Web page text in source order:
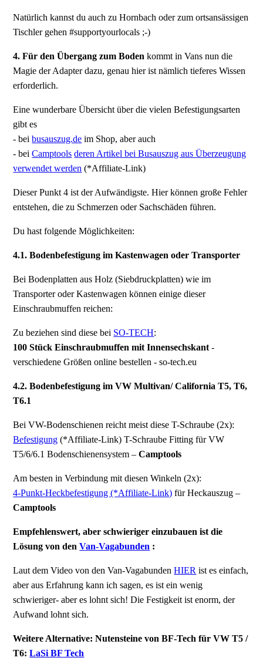
Natürlich kannst du auch zu Hornbach oder zum ortsansässigen
Tischler gehen #supportyourlocals ;-)
4. Für den Übergang zum Boden kommt in Vans nun die
Magie der Adapter dazu, genau hier ist nämlich tieferes Wissen
erforderlich.
Eine wunderbare Übersicht über die vielen Befestigungsarten
gibt es
- beibusauszug.de im Shop, aber auch
- beiCamptools deren Artikel bei Busauszug aus Überzeugung
verwendet werden (*Affiliate-Link)
Dieser Punkt 4 ist der Aufwändigste. Hier können große Fehler
entstehen, die zu Schmerzen oder Sachschäden führen.
Du hast folgende Möglichkeiten:
4.1. Bodenbefestigung im Kastenwagen oder Transporter
Bei Bodenplatten aus Holz (Siebdruckplatten) wie im
Transporter oder Kastenwagen können einige dieser
Einschraubmuffen reichen:
Zu beziehen sind diese bei SO-TECH:
100 Stück Einschraubmuffen mit Innensechskant -
verschiedene Größen online bestellen - so-tech.eu
4.2. Bodenbefestigung im VW Multivan/ California T5, T6,
T6.1
Bei VW-Bodenschienen reicht meist diese T-Schraube (2x):
Befestigung (*Affiliate-Link) T-Schraube Fitting für VW
T5/6/6.1 Bodenschienensystem –Camptools
Am besten in Verbindung mit diesen Winkeln (2x):
4-Punkt-Heckbefestigung (*Affiliate-Link) für Heckauszug –
Camptools
Empfehlenswert, aber schwieriger einzubauen ist die
Lösung von denVan-Vagabunden :
Laut dem Video von den Van-VagabundenHIER ist es einfach,
aber aus Erfahrung kann ich sagen, es ist ein wenig
schwieriger- aber es lohnt sich! Die Festigkeit ist enorm, der
Aufwand lohnt sich.
Weitere Alternative: Nutensteine von BF-Tech für VW T5 /
T6:LaSi BF Tech